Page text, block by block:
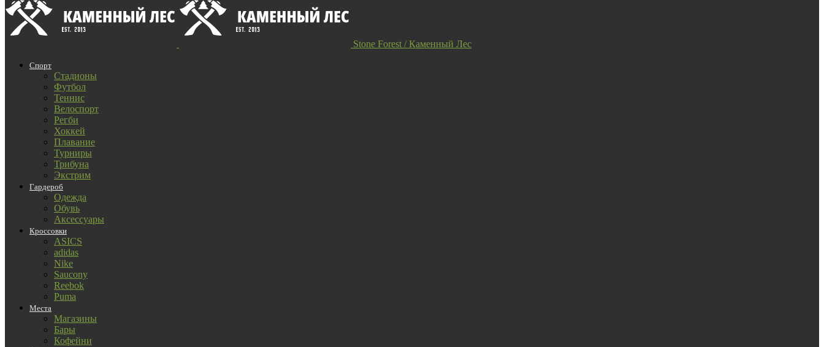
Stone Forest / Каменный Лес
Спорт
Стадионы
Футбол
Теннис
Велоспорт
Регби
Хоккей
Плавание
Турниры
Трибуна
Экстрим
Гардероб
Одежда
Обувь
Аксессуары
Кроссовки
ASICS
adidas
Nike
Saucony
Reebok
Puma
Места
Магазины
Бары
Кофейни